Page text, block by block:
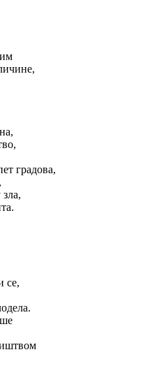
градова,
се,